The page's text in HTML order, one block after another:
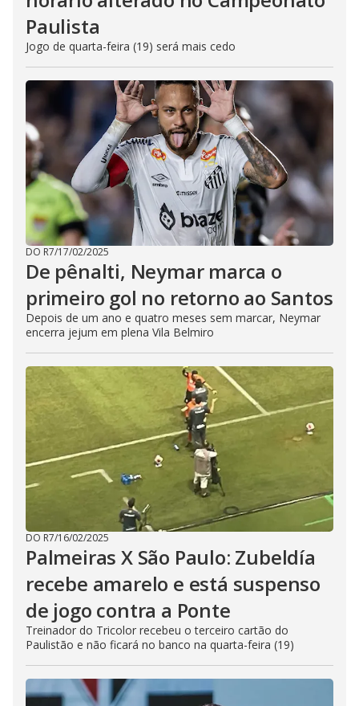
Paulista
Jogo de quarta-feira (19) será mais cedo
DO R7/17/02/2025
De pênalti, Neymar marca o
primeiro gol no retorno ao Santos
Depois de um ano e quatro meses sem marcar, Neymar
encerra jejum em plena Vila Belmiro
DO R7/16/02/2025
Palmeiras X São Paulo: Zubeldía
recebe amarelo e está suspenso
de jogo contra a Ponte
Treinador do Tricolor recebeu o terceiro cartão do
Paulistão e não ficará no banco na quarta-feira (19)